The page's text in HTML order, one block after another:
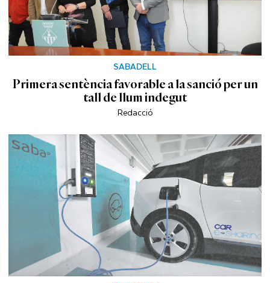
SABADELL
Primera sentència favorable a la sanció per un
tall de llum indegut
Redacció